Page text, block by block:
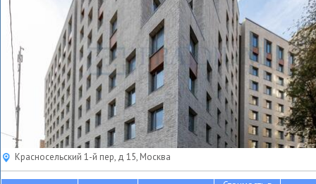
Красносельский 1-й пер, д 15, Москва